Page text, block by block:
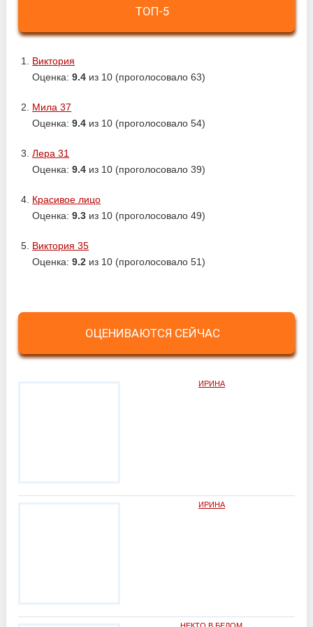
ТОП-5
Виктория
Оценка:9.4 из 10 (проголосовало 63)
Мила 37
Оценка:9.4 из 10 (проголосовало 54)
Лера 31
Оценка:9.4 из 10 (проголосовало 39)
Красивое лицо
Оценка:9.3 из 10 (проголосовало 49)
Виктория 35
Оценка:9.2 из 10 (проголосовало 51)
ОЦЕНИВАЮТСЯ СЕЙЧАС
ИРИНА
ИРИНА